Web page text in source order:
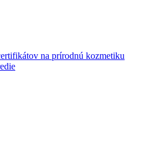
na prírodnú kozmetiku